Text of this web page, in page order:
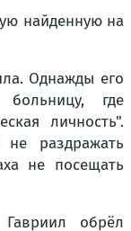
найденную на
Однажды его
больницу, где
личность".
раздражать
не посещать
обрёл